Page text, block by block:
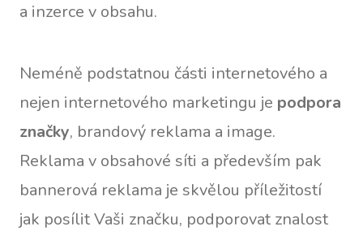
a inzerce v obsahu.
Neméně podstatnou části internetového a
nejen internetového marketingu je podpora
značky, brandový reklama a image.
Reklama v obsahové síti a především pak
bannerová reklama je skvělou příležitostí
jak posílit Vaši značku, podporovat znalost